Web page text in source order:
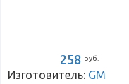
258 руб.
Изготовитель: GM